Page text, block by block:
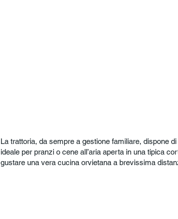
La trattoria, da sempre a gestione familiare, dispone
ideale per pranzi o cene all’aria aperta in una tipica
gustare una vera cucina orvietana a brevissima